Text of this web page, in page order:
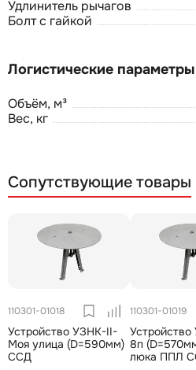
Удлинитель рычагов
Болт с гайкой
Логистические
Объём, м³
Вес, кг
Сопутствующие товары
110301-01018
Устройство УЗНК-II-
Моя улица (D=590мм)
ССД
110301-01019
8п
люка ППЛ